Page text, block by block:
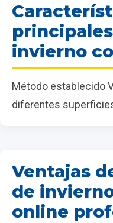
invierno
Método establecido
diferentes
Ventajas
de
online